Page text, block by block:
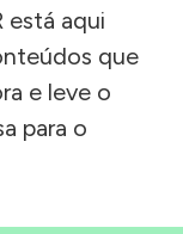
está aqui
que
e leve o
para o